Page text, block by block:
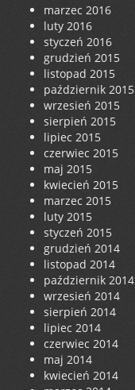
marzec 2016
luty 2016
styczeń 2016
grudzień 2015
listopad 2015
październik 2015
wrzesień 2015
sierpień 2015
lipiec 2015
czerwiec 2015
maj 2015
kwiecień 2015
marzec 2015
luty 2015
styczeń 2015
grudzień 2014
listopad 2014
październik 2014
wrzesień 2014
sierpień 2014
lipiec 2014
czerwiec 2014
maj 2014
kwiecień 2014